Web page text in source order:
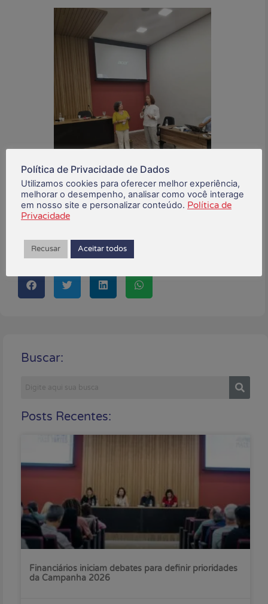
novembro 27, 2024
Está gostando do conteúdo?
Compartilhe!
Buscar:
Posts Recentes:
Financiários iniciam debates para definir prioridades
da Campanha 2026
Política de Privacidade de Dados
Utilizamos cookies para oferecer melhor experiência,
melhorar o desempenho, analisar como você interage
em nosso site e personalizar conteúdo. Política de
Privacidade
Recusar Aceitar todos